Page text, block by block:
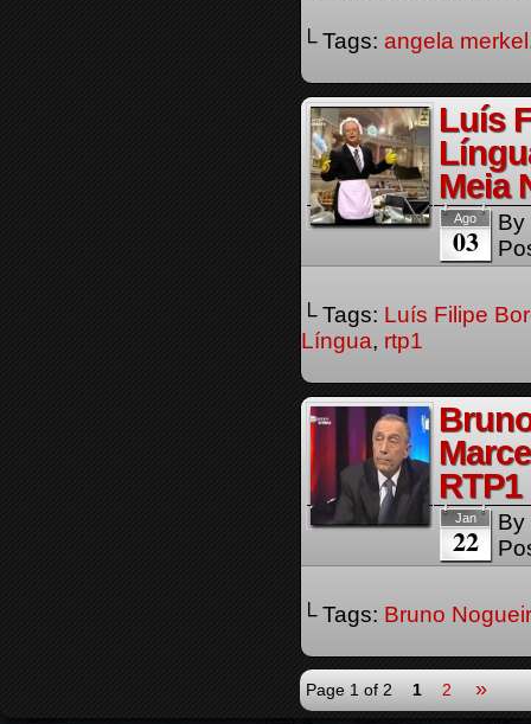
└ Tags: angela merkel
Luís
Meia
Ago
03
By
└ Tags: Luís Filipe
Língua, rtp1
RTP1
Jan
22
By
└ Tags: Bruno
Page 1 of 2 1 2 »